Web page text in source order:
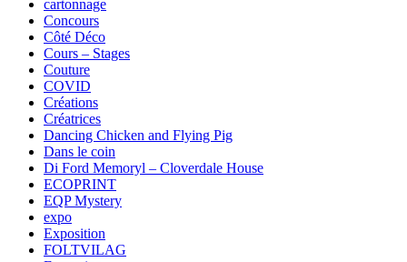
cartonnage
Concours
Côté Déco
Cours – Stages
Couture
COVID
Créations
Créatrices
Dancing Chicken and Flying Pig
Dans le coin
Di Ford Memoryl – Cloverdale House
ECOPRINT
EQP Mystery
expo
Exposition
FOLTVILAG